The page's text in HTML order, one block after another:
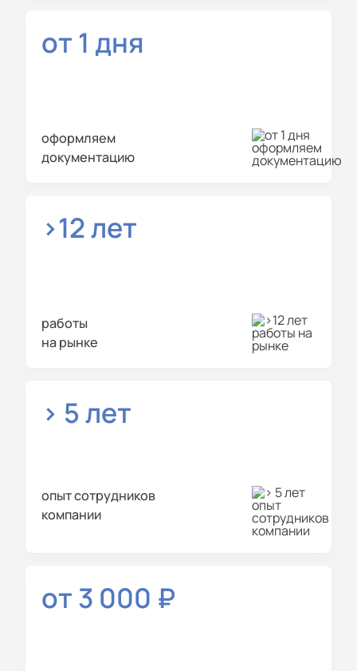
от 1 дня
оформляем
документацию
>12 лет
работы
на рынке
> 5 лет
опыт сотрудников
компании
от 3 000 ₽